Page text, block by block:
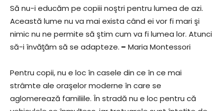
Să nu-i educăm pe copiii noştri pentru lumea de azi.
Această lume nu va mai exista când ei vor fi mari şi
nimic nu ne permite să ştim cum va fi lumea lor. Atunci
să-i învăţăm să se adapteze. – Maria Montessori
Pentru copii, nu e loc în casele din ce în ce mai
strâmte ale oraşelor moderne în care se
aglomerează familiile. În stradă nu e loc pentru că